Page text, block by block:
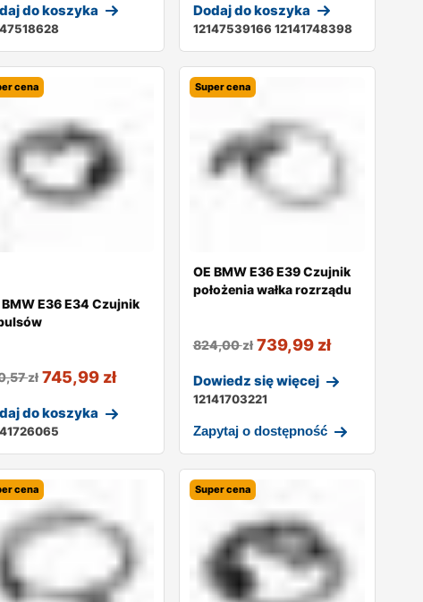
do koszyka Dodaj do koszyka
12147539166 12141748398
cena
BMW E36 E34 Czujnik
zł 745,99 zł
do koszyka
Super cena
OE BMW E36 E39 Czujnik
położenia wałka rozrządu
824,00zł 739,99 zł
Dowiedz się więcej
12141703221
Zapytaj o dostępność
cena Super cena